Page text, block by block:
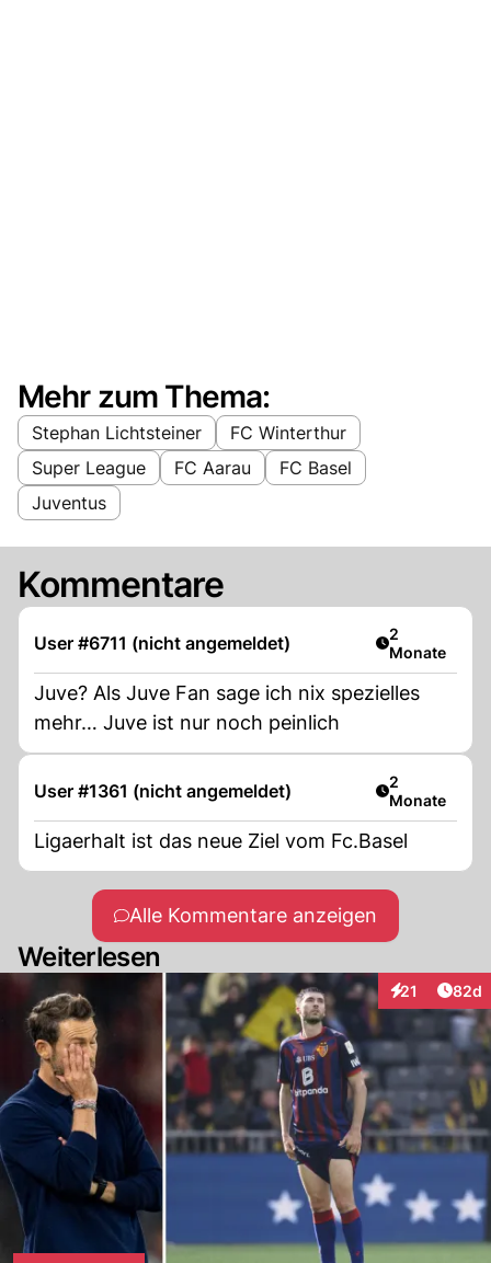
Mehr zum Thema:
Stephan Lichtsteiner
FC Winterthur
Super League
FC Aarau
FC Basel
Juventus
Kommentare
User #6711 (nicht angemeldet) Artikel
2
Monate
Juve? Als Juve Fan sage ich nix spezielles
mehr… Juve ist nur noch peinlich
User #1361 (nicht angemeldet) Artikel
2
Monate
Ligaerhalt ist das neue Ziel vom Fc.Basel
Alle Kommentare anzeigen
Weiterlesen
21
Interaktionen
82d